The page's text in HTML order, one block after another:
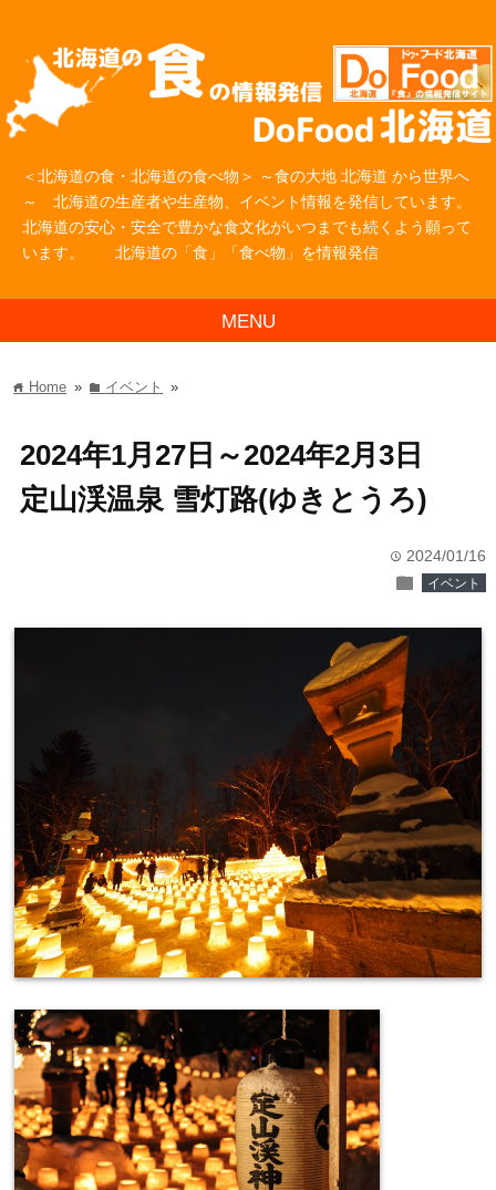
＜北海道の食・北海道の食べ物＞ ～食の大地 北海道 から世界へ
～ 北海道の生産者や生産物、イベント情報を発信しています。
北海道の安心・安全で豊かな食文化がいつまでも続くよう願って
います。 北海道の「食」「食べ物」を情報発信
MENU
home Home » folder イベント »
2024年1月27日～2024年2月3日
定山渓温泉 雪灯路(ゆきとうろ)
time 2024/01/16
folder イベント